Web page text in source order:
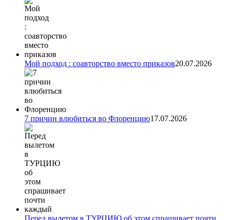
Мой подход : соавторство вместо приказов20.07.2026
7 причин влюбиться во Флоренцию17.07.2026
Перед вылетом в ТУРЦИЮ об этом спрашивает почти